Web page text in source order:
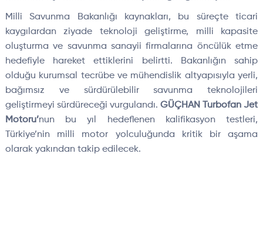
Milli Savunma Bakanlığı kaynakları, bu süreçte ticari
kaygılardan ziyade teknoloji geliştirme, milli kapasite
oluşturma ve savunma sanayii firmalarına öncülük etme
hedefiyle hareket ettiklerini belirtti. Bakanlığın sahip
olduğu kurumsal tecrübe ve mühendislik altyapısıyla yerli,
bağımsız ve sürdürülebilir savunma teknolojileri
geliştirmeyi sürdüreceği vurgulandı.GÜÇHAN Turbofan Jet
Motoru’nun bu yıl hedeflenen kalifikasyon testleri,
Türkiye’nin milli motor yolculuğunda kritik bir aşama
olarak yakından takip edilecek.